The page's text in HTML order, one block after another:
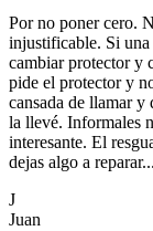
Por no poner cero.
injustificable. Si una
cambiar protector y
pide el protector y
cansada de llamar
la llevé. Informales
interesante. El
dejas algo a
J
Juan